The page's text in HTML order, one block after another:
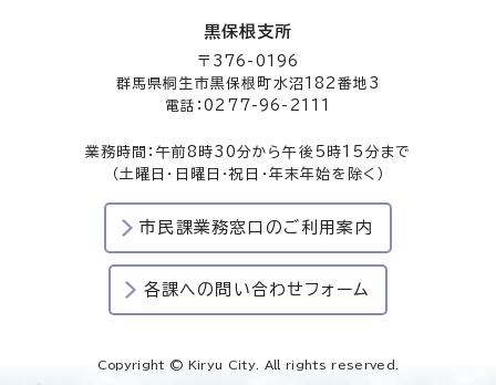
黒保根支所
〒376-0196
群馬県桐生市黒保根町水沼182番地3
電話：0277-96-2111
業務時間：午前8時30分から午後5時15分まで
（土曜日・日曜日・祝日・年末年始を除く）
市民課業務窓口のご利用案内
各課への問い合わせフォーム
Copyright © Kiryu City. All rights reserved.